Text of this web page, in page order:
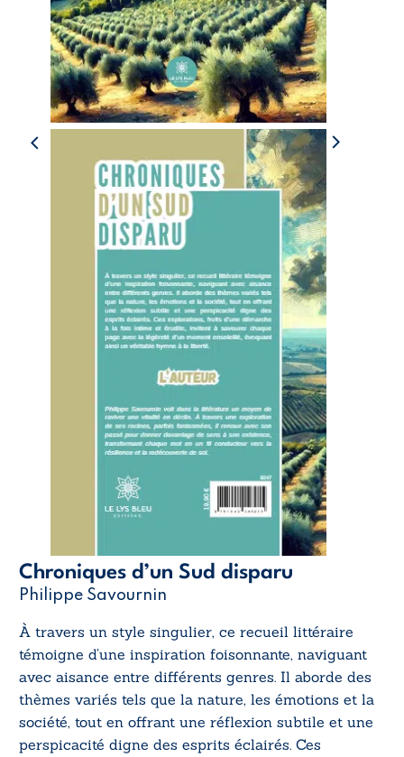
Chroniques d’un Sud disparu
Philippe Savournin
À travers un style singulier, ce recueil littéraire
témoigne d’une inspiration foisonnante, naviguant
avec aisance entre différents genres. Il aborde des
thèmes variés tels que la nature, les émotions et la
société, tout en offrant une réflexion subtile et une
perspicacité digne des esprits éclairés. Ces